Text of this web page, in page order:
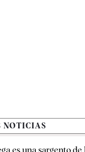
NOTICIAS
es una sargento